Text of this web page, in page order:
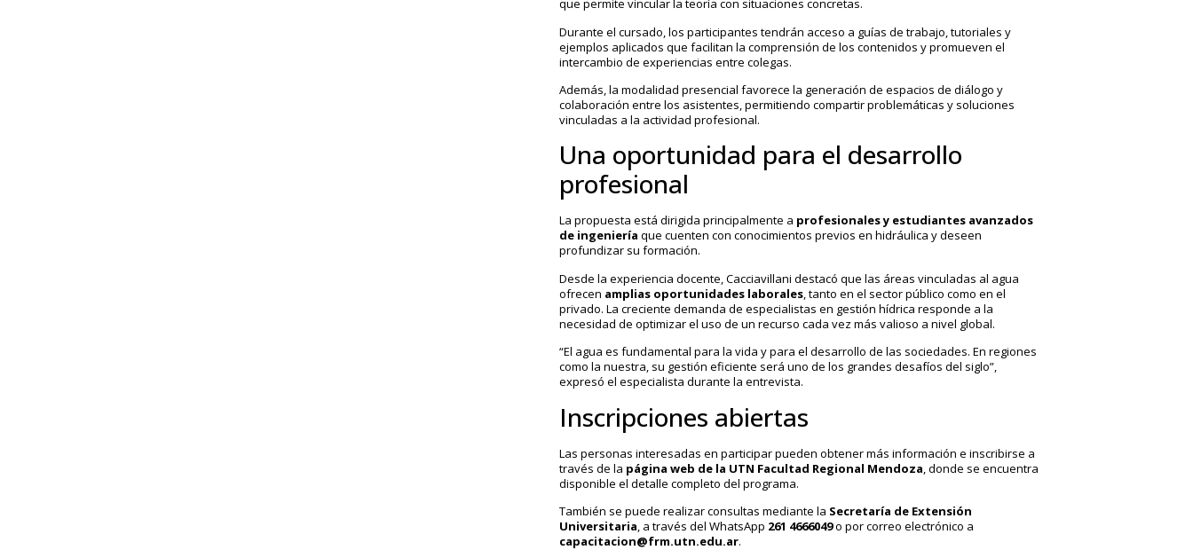
que permite vincular la teoría con situaciones concretas.
Durante el cursado, los participantes tendrán acceso a guías de trabajo, tutoriales y
ejemplos aplicados que facilitan la comprensión de los contenidos y promueven el
intercambio de experiencias entre colegas.
Además, la modalidad presencial favorece la generación de espacios de diálogo y
colaboración entre los asistentes, permitiendo compartir problemáticas y soluciones
vinculadas a la actividad profesional.
Una oportunidad para el desarrollo
profesional
La propuesta está dirigida principalmente a profesionales y estudiantes avanzados
de ingeniería que cuenten con conocimientos previos en hidráulica y deseen
profundizar su formación.
Desde la experiencia docente, Cacciavillani destacó que las áreas vinculadas al agua
ofrecen amplias oportunidades laborales, tanto en el sector público como en el
privado. La creciente demanda de especialistas en gestión hídrica responde a la
necesidad de optimizar el uso de un recurso cada vez más valioso a nivel global.
“El agua es fundamental para la vida y para el desarrollo de las sociedades. En regiones
como la nuestra, su gestión eficiente será uno de los grandes desafíos del siglo”,
expresó el especialista durante la entrevista.
Inscripciones abiertas
Las personas interesadas en participar pueden obtener más información e inscribirse a
través de la página web de la UTN Facultad Regional Mendoza , donde se encuentra
disponible el detalle completo del programa.
También se puede realizar consultas mediante la Secretaría de Extensión
Universitaria, a través del WhatsApp 261 4666049o por correo electrónico a
capacitacion@frm.utn.edu.ar.